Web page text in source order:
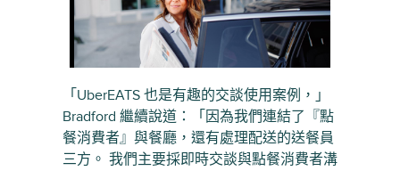
「UberEATS 也是有趣的交談使用案例，」
Bradford 繼續說道：「因為我們連結了『點
餐消費者』與餐廳，還有處理配送的送餐員
三方。 我們主要採即時交談與點餐消費者溝